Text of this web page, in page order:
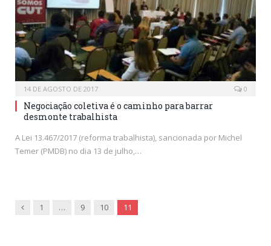
14 DE AGOSTO DE 2017 0
Negociação coletiva é o caminho para barrar
desmonte trabalhista
A Lei 13.467/2017 (reforma trabalhista), sancionada por Michel
Temer (PMDB) no dia 13 de julho,…
Previous
1 … 9 10 11